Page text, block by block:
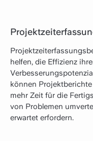
helfen, die Effizienz
können
mehr Zeit für die
von Problemen
erwartet erfordern.